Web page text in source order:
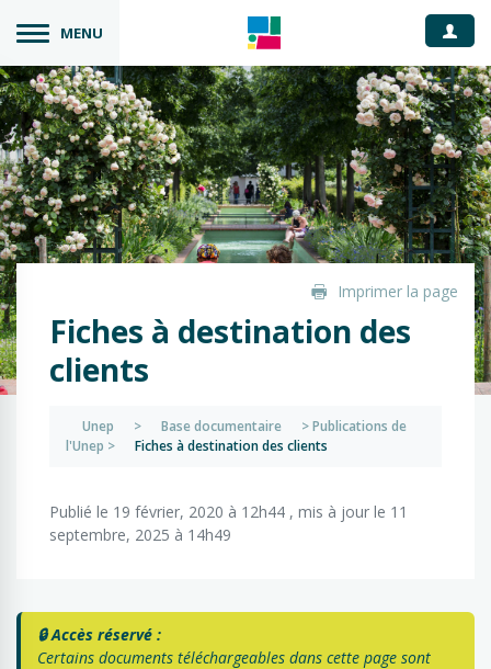
MENU
Imprimer la page
Fiches à destination des
clients
Unep > Base documentaire >Publications de
l'Unep > Fiches à destination des clients
Publié le 19 février, 2020 à 12h44 , mis à jour le 11
septembre, 2025 à 14h49
🔒 Accès réservé :
Certains documents téléchargeables dans cette page sont